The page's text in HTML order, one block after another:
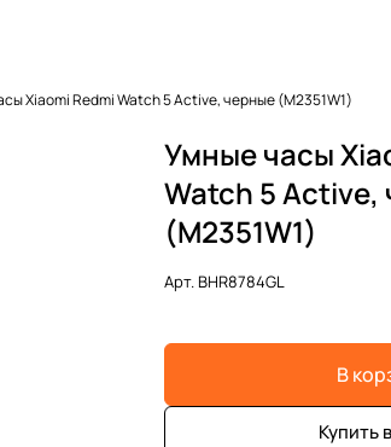
Xiaomi Redmi Watch 5 Active, черные (M2351W1)
Умные часы
Watch 5 Active,
(M2351W1)
Арт.BHR8784GL
В
Купить